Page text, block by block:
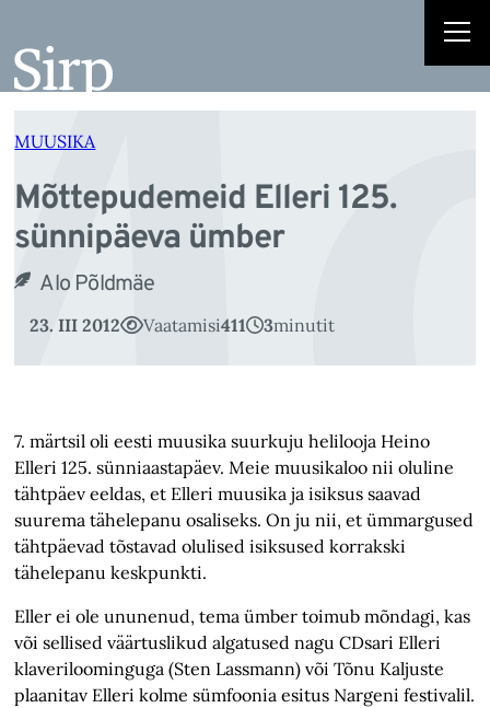
juurde
MUUSIKA
Mõttepudemeid Elleri 125.
sünnipäeva ümber
Alo Põldmäe
23. III 2012 Vaatamisi411 3minutit
7. märtsil oli eesti muusika suurkuju helilooja Heino
Elleri 125. sünniaastapäev. Meie muusikaloo nii oluline
tähtpäev eeldas, et Elleri muusika ja isiksus saavad
suurema tähelepanu osaliseks. On ju nii, et ümmargused
tähtpäevad tõstavad olulised isiksused korrakski
tähelepanu keskpunkti.
Eller ei ole ununenud, tema ümber toimub mõndagi, kas
või sellised väärtuslikud algatused nagu CDsari Elleri
klaveriloominguga (Sten Lassmann) või Tõnu Kaljuste
plaanitav Elleri kolme sümfoonia esitus Nargeni festivalil.